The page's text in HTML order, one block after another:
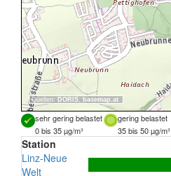
Quellen: DORIS, basemap.at
sehr gering belastet gering belastet
0 bis 35 µg/m³
35 bis 50 µg/m³
Station
Linz-Neue
Welt